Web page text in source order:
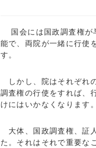
国会には国政調査権が
能で、両院が一緒に行使
す。
しかし、院はそれぞれ
調査権の行使をすれば、
けにはいかなくなります。
大体、国政調査権、証
た。それはそれで重要な